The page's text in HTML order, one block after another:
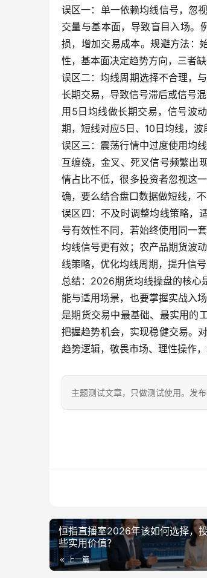
误区一：单一依赖均线信号，忽
交量与基本面，导致盲目入场。
损，增加交易成本。规避方法：
性，基本面决定趋势方向，三者缺
误区二：均线周期选择不合理，
长期交易，导致信号滞后或信号
用5日均线做长期交易，信号波
期，短线对应5日、10日均线，
误区三：震荡行情中过度使用均
互缠绕，金叉、死叉信号频繁出
情占比不低，很多投资者忽视这
确，要么结合盘口数据做短线，不
误区四：不及时调整均线策略，
号有效性不同，若始终使用同一
均线信号更有效；农产品期货波
线策略，优化均线周期，提升信号
总结：2026期货均线操盘的核心
能与适用场景，也要掌握实战入
是期货交易中最基础、最实用的
把握趋势机会，实现稳健交易。
趋势逻辑，敬畏市场、理性操作
主题测试文章，只做测试使用。发
恒指直播室2026年该如何选择，
些实用价值？
上一篇